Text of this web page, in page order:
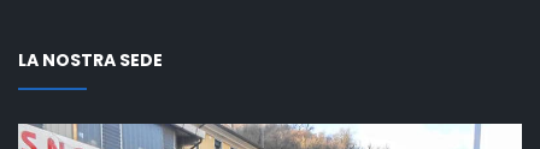
LA NOSTRA SEDE